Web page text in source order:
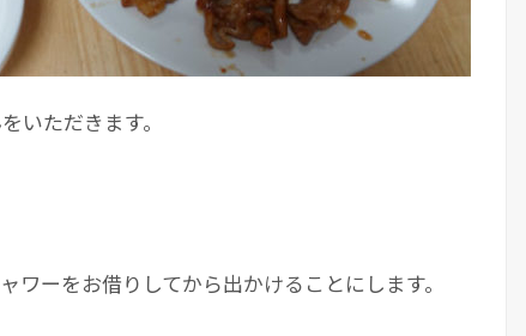
いただきます。
ワーをお借りしてから出かけることにします。